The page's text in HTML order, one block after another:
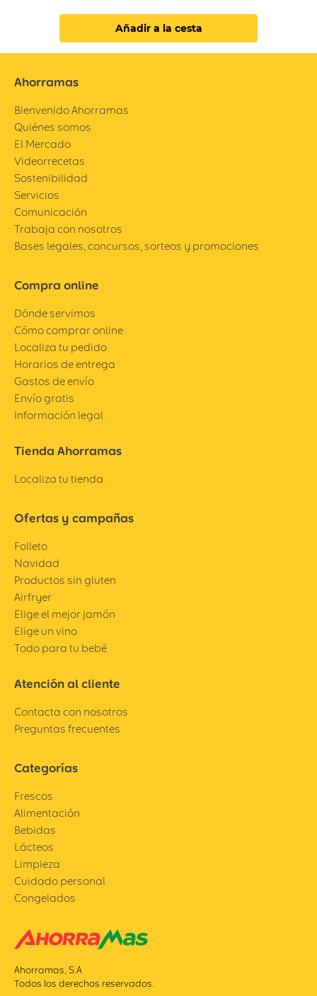
Añadir a la cesta
Ahorramas
Bienvenido Ahorramas
Quiénes somos
El Mercado
Videorrecetas
Sostenibilidad
Servicios
Comunicación
Trabaja con nosotros
Bases legales, concursos, sorteos y promociones
Compra online
Dónde servimos
Cómo comprar online
Localiza tu pedido
Horarios de entrega
Gastos de envío
Envío gratis
Información legal
Tienda Ahorramas
Localiza tu tienda
Ofertas y campañas
Folleto
Navidad
Productos sin gluten
Airfryer
Elige el mejor jamón
Elige un vino
Todo para tu bebé
Atención al cliente
Contacta con nosotros
Preguntas frecuentes
Categorías
Frescos
Alimentación
Bebidas
Lácteos
Limpieza
Cuidado personal
Congelados
Ahorramas, S.A
Todos los derechos reservados.